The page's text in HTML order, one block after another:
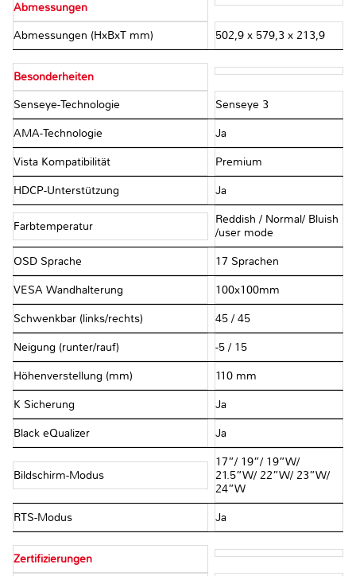
Abmessungen
Abmessungen (HxBxT mm) 502,9 x 579,3 x 213,9
Besonderheiten
Senseye-Technologie Senseye 3
AMA-Technologie Ja
Vista Kompatibilität Premium
HDCP-Unterstützung Ja
Farbtemperatur
Reddish / Normal/ Bluish
/user mode
OSD Sprache 17 Sprachen
VESA Wandhalterung 100x100mm
Schwenkbar (links/rechts) 45 / 45
Neigung (runter/rauf) -5 / 15
Höhenverstellung (mm) 110 mm
K Sicherung Ja
Black eQualizer Ja
Bildschirm-Modus
17”/ 19”/ 19”W/
21.5”W/ 22”W/ 23”W/
24”W
RTS-Modus Ja
Zertifizierungen